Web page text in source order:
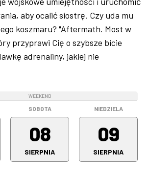
aby ocalić siostrę. Czy uda mu
koszmaru? "Aftermath. Most w
przyprawi Cię o szybsze bicie
adrenaliny, jakiej nie
WEEKEND
SOBOTA
08
SIERPNIA
NIEDZIELA
09
SIERPNIA